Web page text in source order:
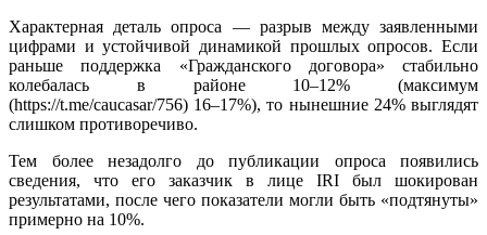
Характерная деталь опроса — разрыв между заявленными
цифрами и устойчивой динамикой прошлых опросов. Если
раньше поддержка «Гражданского договора» стабильно
колебалась в районе 10–12% (максимум
(https://t.me/caucasar/756) 16–17%), то нынешние 24% выглядят
слишком противоречиво.
Тем более незадолго до публикации опроса появились
сведения, что его заказчик в лице IRI был шокирован
результатами, после чего показатели могли быть «подтянуты»
примерно на 10%.